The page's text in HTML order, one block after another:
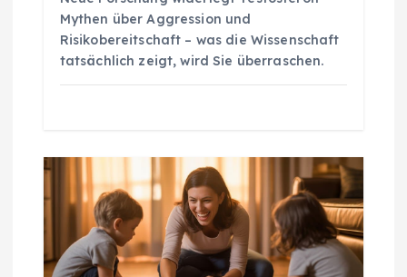
Mythen über Aggression und
Risikobereitschaft – was die Wissenschaft
tatsächlich zeigt, wird Sie überraschen.